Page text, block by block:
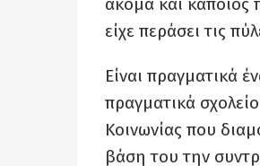
είχε περάσει τις
Είναι πραγματικά
πραγματικά
Κοινωνίας που
βάση του την